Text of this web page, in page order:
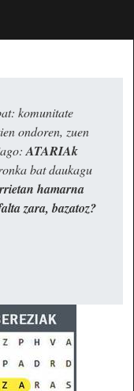
komunitate
ondoren, zuen
ATARIAk
bat daukagu
hamarna
zara, bazatoz?